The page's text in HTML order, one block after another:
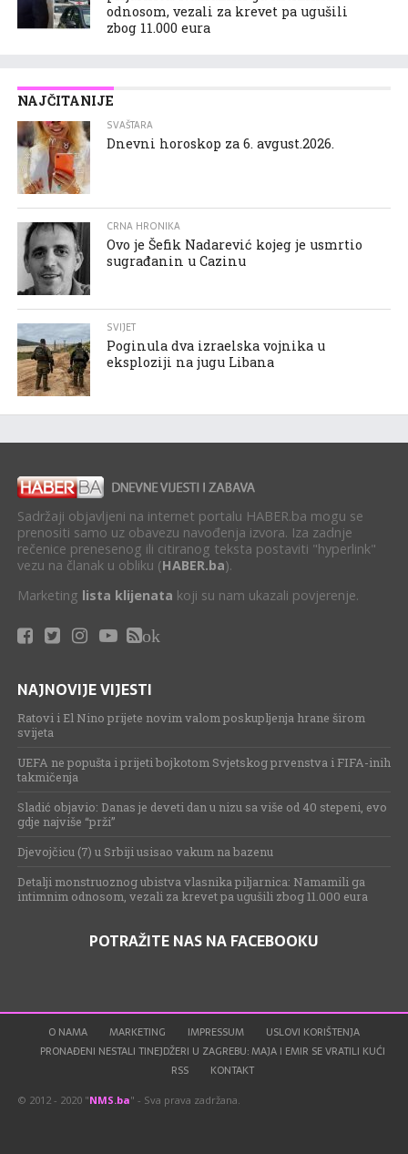
odnosom, vezali za krevet pa ugušili
zbog 11.000 eura
NAJČITANIJE
SVAŠTARA
Dnevni horoskop za 6. avgust.2026.
CRNA HRONIKA
Ovo je Šefik Nadarević kojeg je usmrtio
sugrađanin u Cazinu
SVIJET
Poginula dva izraelska vojnika u
eksploziji na jugu Libana
Sadržaji objavljeni na internet portalu HABER.ba mogu se
prenositi samo uz obavezu navođenja izvora. Iza zadnje
rečenice prenesenog ili citiranog teksta postaviti "hyperlink"
vezu na članak u obliku (HABER.ba).
Marketing lista klijenata koji su nam ukazali povjerenje.
ok
NAJNOVIJE VIJESTI
Ratovi i El Nino prijete novim valom poskupljenja hrane širom
svijeta
UEFA ne popušta i prijeti bojkotom Svjetskog prvenstva i FIFA-inih
takmičenja
Sladić objavio: Danas je deveti dan u nizu sa više od 40 stepeni, evo
gdje najviše “prži”
Djevojčicu (7) u Srbiji usisao vakum na bazenu
Detalji monstruoznog ubistva vlasnika piljarnica: Namamili ga
intimnim odnosom, vezali za krevet pa ugušili zbog 11.000 eura
POTRAŽITE NAS NA FACEBOOKU
O NAMA MARKETING IMPRESSUM
USLOVI KORIŠTENJA
PRONAĐENI NESTALI TINEJDŽERI U ZAGREBU: MAJA I EMIR SE VRATILI KUĆI
RSS
KONTAKT
© 2012 - 2020 "NMS.ba" - Sva prava zadržana.